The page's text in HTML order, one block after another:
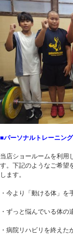
■パーソナルトレーニン
当店ショールームを利用
す。下記のようなご希望
します。
・今より「動ける体」を
・ずっと悩んでいる体
・病院リハビリを終え